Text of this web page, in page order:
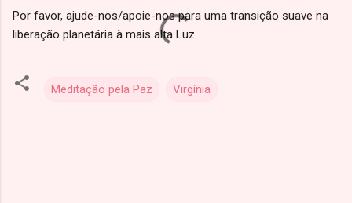
Por favor, ajude-nos/apoie-nos para uma transição suave na
liberação planetária à mais alta Luz.
Meditação pela Paz Virgínia